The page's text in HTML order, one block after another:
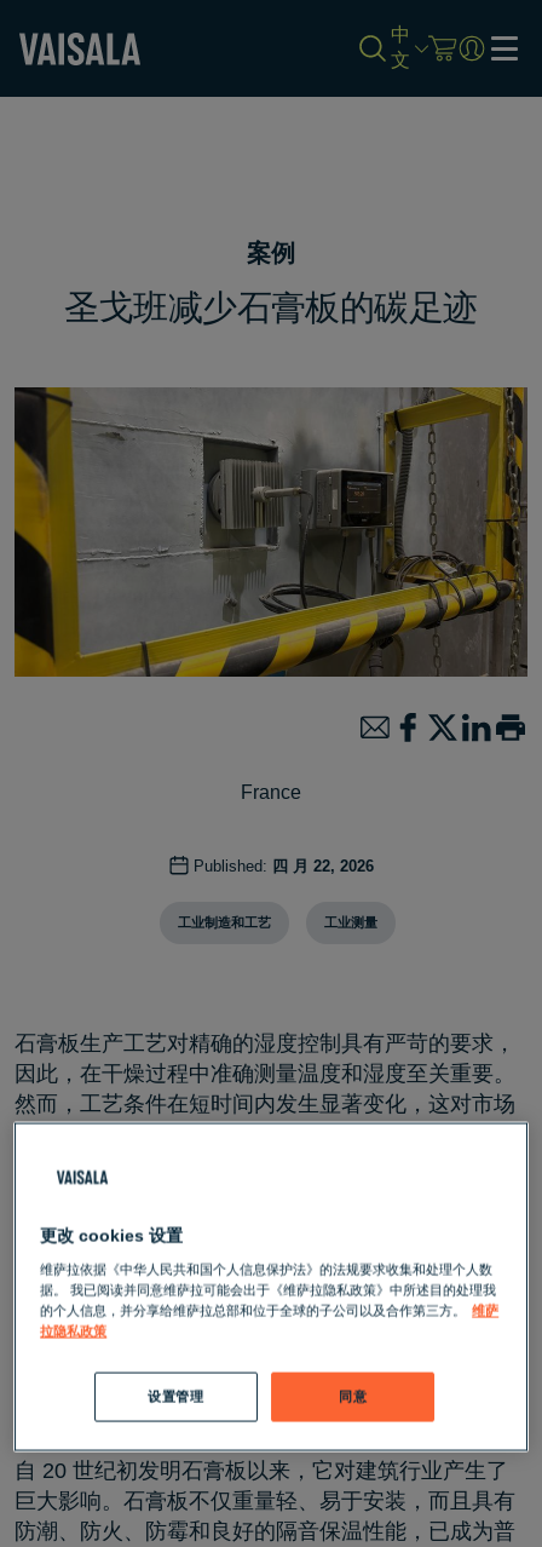
中
文
案例
圣戈班减少石膏板的碳足迹
France
Published: 四 月 22, 2026
工业制造和工艺 工业测量
石膏板生产工艺对精确的湿度控制具有严苛的要求，
因此，在干燥过程中准确测量温度和湿度至关重要。
然而，工艺条件在短时间内发生显著变化，这对市场
升该工艺过程的效率和可持续性，法国圣戈班的工程
石膏板质量，提高效率，节约能源并提升可持续性。
背景
个过程中的能耗占比极高，因此，干燥过程的准确监
测和控制还有巨大的提升潜力。
自 20 世纪初发明石膏板以来，它对建筑行业产生了
巨大影响。石膏板不仅重量轻、易于安装，而且具有
防潮、防火、防霉和良好的隔音保温性能，已成为普
更改 cookies 设置
维萨拉依据《中华人民共和国个人信息保护法》的法规要求收集和处理个人数
据。 我已阅读并同意维萨拉可能会出于《维萨拉隐私政策》中所述目的处理我
的个人信息，并分享给维萨拉总部和位于全球的子公司以及合作第三方。
维萨
拉隐私政策
同意
设置管理